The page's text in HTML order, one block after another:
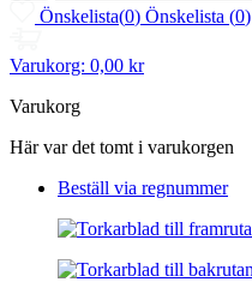
Önskelista(0) Önskelista (0)
Varukorg: 0,00 kr
Varukorg
Här var det tomt i varukorgen
Beställ via regnummer